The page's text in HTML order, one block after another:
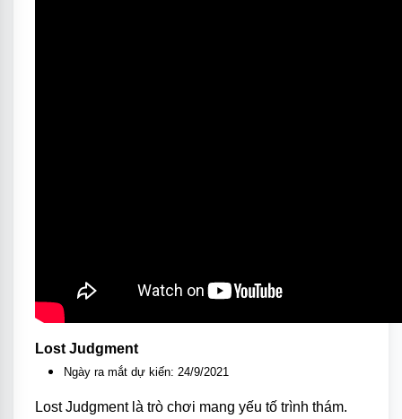
Lost Judgment
Ngày ra mắt dự kiến: 24/9/2021
Lost Judgment là trò chơi mang yếu tố trình thám.